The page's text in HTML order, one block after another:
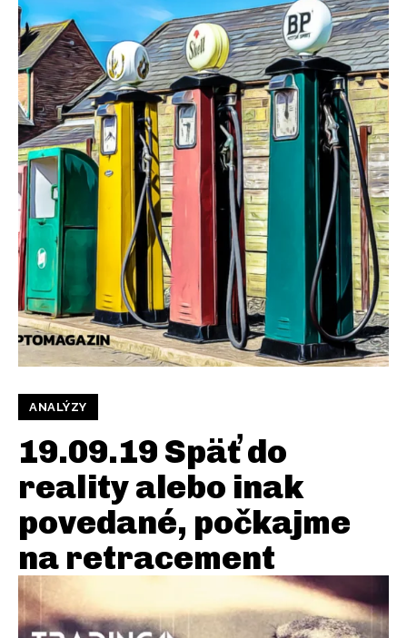
ANALÝZY
19.09.19 Späť do
reality alebo inak
povedané, počkajme
na retracement